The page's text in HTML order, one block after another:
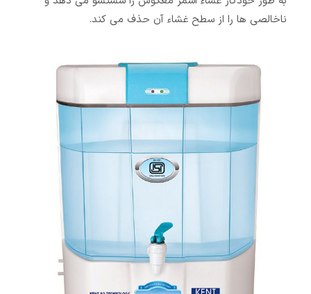
ناخالصی ها را از سطح غشاء آن حذف می کند.